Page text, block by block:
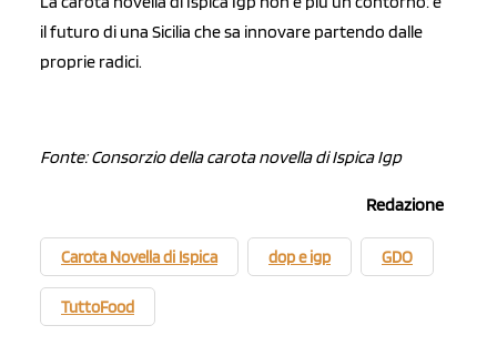
il futuro di una Sicilia che sa innovare partendo dalle
proprie radici.
Fonte: Consorzio della carota novella di Ispica Igp
Redazione
Carota Novella di Ispica dop e igp GDO
TuttoFood